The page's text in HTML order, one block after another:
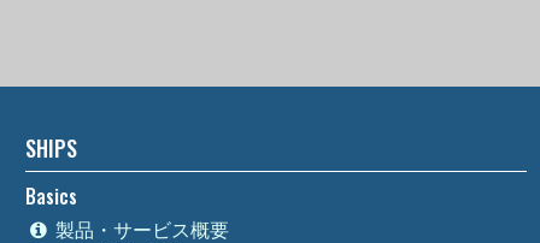
SHIPS
Basics
製品・サービス概要